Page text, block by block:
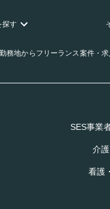
探す
勤務地からフリーランス案件・
SES事業
介
看護